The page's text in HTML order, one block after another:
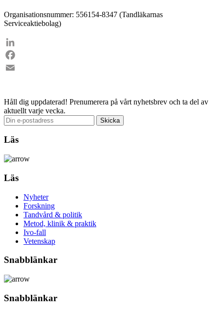
Organisationsnummer: 556154-8347 (Tandläkarnas
Serviceaktiebolag)
LinkedIn
Facebook
Håll dig uppdaterad! Prenumerera på vårt nyhetsbrev och ta del av
aktuellt varje vecka.
Läs
Läs
Nyheter
Forskning
Tandvård & politik
Metod, klinik & praktik
Ivo-fall
Vetenskap
Snabblänkar
Snabblänkar